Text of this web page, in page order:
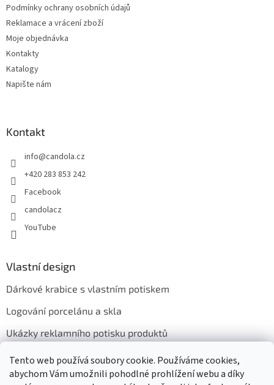
Tento web používá soubory cookie. Používáme cookies,
abychom Vám umožnili pohodlné prohlížení webu a díky
Podmínky ochrany osobních údajů
Reklamace a vrácení zboží
Moje objednávka
Kontakty
Katalogy
Napište nám
Kontakt
info@candola.cz
+420 283 853 242
Facebook
candolacz
YouTube
Vlastní design
Dárkové krabice s vlastním potiskem
Logování porcelánu a skla
Ukázky reklamního potisku produktů
Přijímáme online platby